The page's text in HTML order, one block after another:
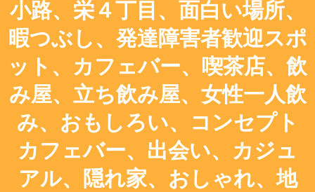
小路、栄４丁目、面白い場所、
暇つぶし、発達障害者歓迎スポ
ット、カフェバー、喫茶店、飲
み屋、立ち飲み屋、女性一人飲
み、おもしろい、コンセプト
カフェバー、出会い、カジュ
アル、隠れ家、おしゃれ、地